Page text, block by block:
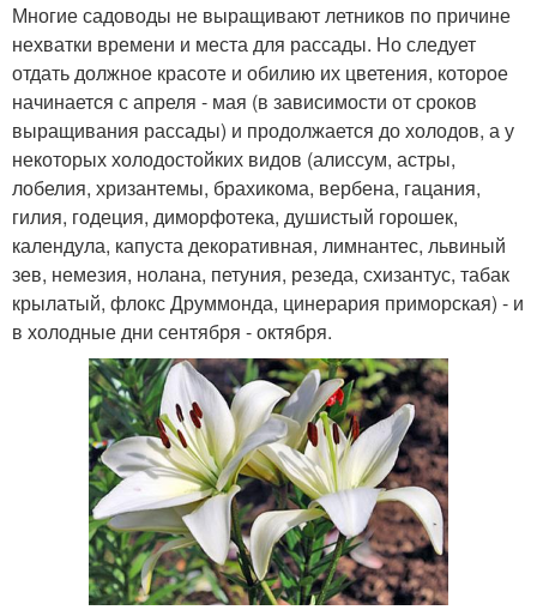
Многие садоводы не выращивают летников по причине
нехватки времени и места для рассады. Но следует
отдать должное красоте и обилию их цветения, которое
начинается с апреля - мая (в зависимости от сроков
выращивания рассады) и продолжается до холодов, а у
некоторых холодостойких видов (алиссум, астры,
лобелия, хризантемы, брахикома, вербена, гацания,
гилия, годеция, диморфотека, душистый горошек,
календула, капуста декоративная, лимнантес, львиный
зев, немезия, нолана, петуния, резеда, схизантус, табак
крылатый, флокс Друммонда, цинерария приморская) - и
в холодные дни сентября - октября.